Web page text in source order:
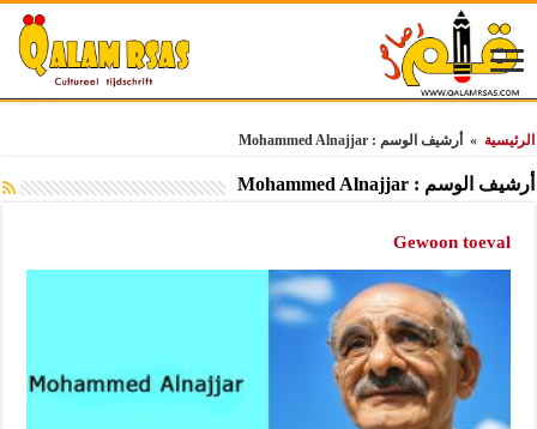
الرئيسية » أرشيف الوسم : Mohammed Alnajjar
أرشيف الوسم : Mohammed Alnajjar
Gewoon toeval